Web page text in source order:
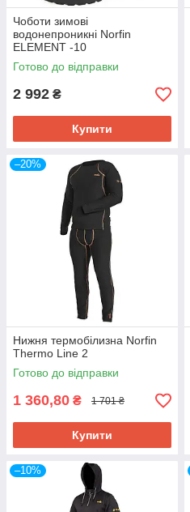
Чоботи зимові
водонепроникні Norfin
ELEMENT -10
Готово до відправки
2 992 ₴
Купити
–20%
Нижня термобілизна Norfin
Thermo Line 2
Готово до відправки
1 360,80 ₴ 1 701 ₴
Купити
–10%